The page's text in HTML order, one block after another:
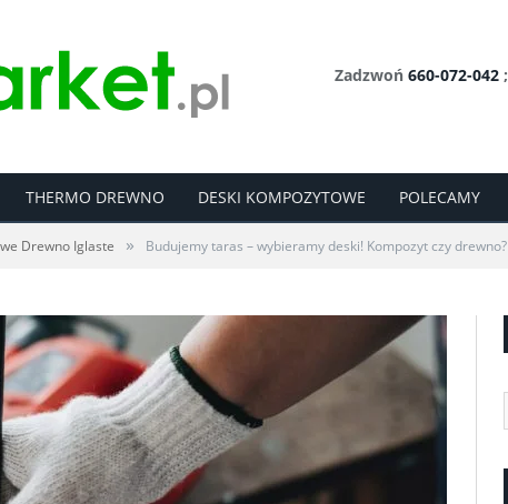
Zadzwoń 660-072-042 ;
THERMO DREWNO DESKI KOMPOZYTOWE POLECAMY
Drewno Iglaste » Budujemy taras – wybieramy deski! Kompozyt czy drewno?